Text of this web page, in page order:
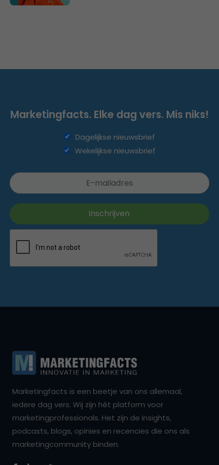
Marketingfacts. Elke dag vers. Mis niks!
Dagelijkse nieuwsbrief
Wekelijkse nieuwsbrief
Marketingfacts is een beetje van ons allemaal,
iedere dag vers. Wij zijn hét platform voor
marketingprofessionals. Het zijn de insights,
podcasts, blogs, opinies en recencies die ons als
marketingcommunity binden.